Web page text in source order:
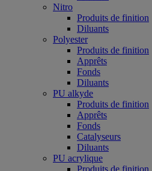
Nitro
Produits de finition
Diluants
Polyester
Produits de finition
Apprêts
Fonds
Diluants
PU alkyde
Produits de finition
Apprêts
Fonds
Catalyseurs
Diluants
PU acrylique
Produits de finition